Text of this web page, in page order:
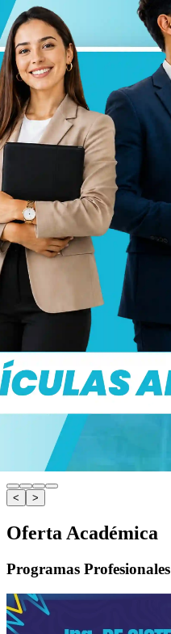
< >
Oferta Académica
Programas Profesionales